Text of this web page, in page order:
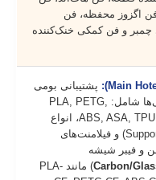
اگزوز محفظه، فن
چمبر و فن کمکی خنک‌کننده
پشتیبانی بومی
کامپوزیت‌ها و مهندسی‌ها شامل: PLA, PETG,
ABS, ASA, TPU, PA, PC, PET, PVA، انواع
متریال‌های پشتیبان (Support) و فیلامنت‌های
و فیبر شیشه
Carbon/
) مانند PLA-